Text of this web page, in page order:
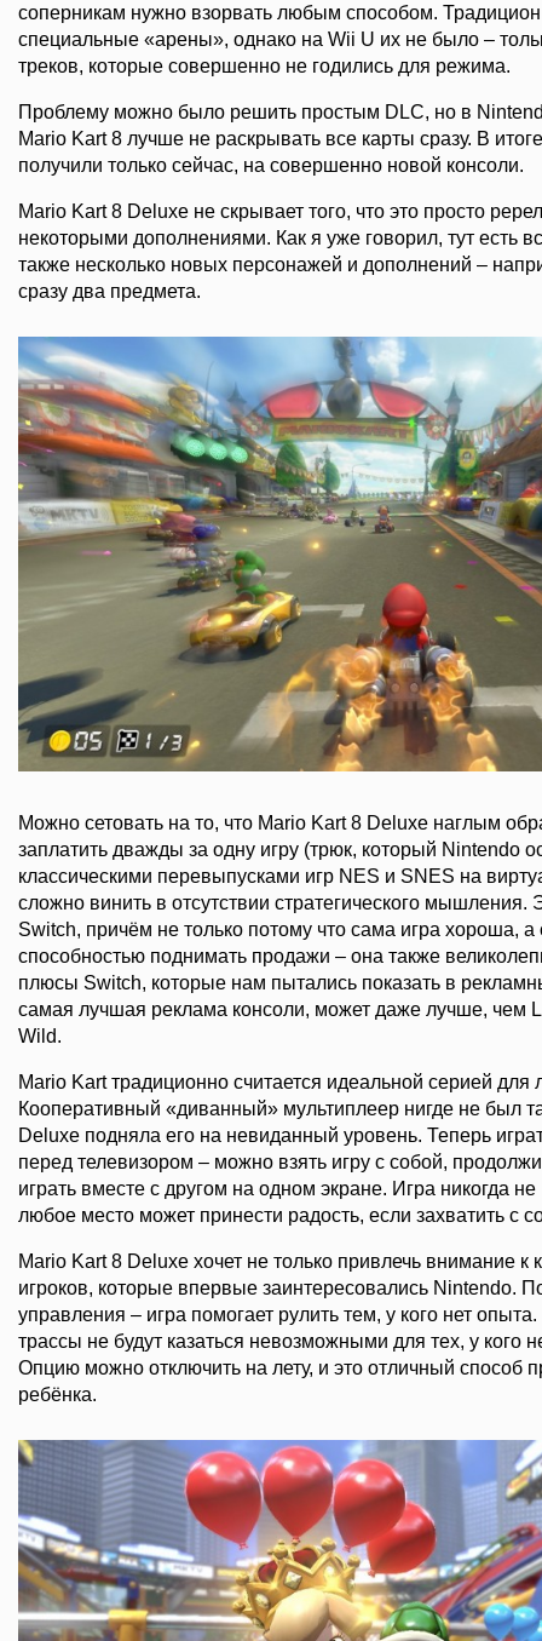
соперникам нужно взорвать любым способом.
специальные «арены», однако на Wii U их не было –
треков, которые совершенно не годились для режима.
Проблему можно было решить простым DLC, но в
Mario Kart 8 лучше не раскрывать все карты сразу. В
получили только сейчас, на совершенно новой консоли.
Mario Kart 8 Deluxe не скрывает того, что это просто
некоторыми дополнениями. Как я уже говорил, тут есть
также несколько новых персонажей и дополнений –
сразу два предмета.
Можно сетовать на то, что Mario Kart 8 Deluxe наглым
заплатить дважды за одну игру (трюк, который Nintendo
классическими перевыпусками игр NES и SNES на
сложно винить в отсутствии стратегического
Switch, причём не только потому что сама игра хороша, а
способностью поднимать продажи – она также
плюсы Switch, которые нам пытались показать в
самая лучшая реклама консоли, может даже лучше, чем
Wild.
Mario Kart традиционно считается идеальной серией для
Кооперативный «диванный» мультиплеер нигде не был
Deluxe подняла его на невиданный уровень. Теперь
перед телевизором – можно взять игру с собой,
играть вместе с другом на одном экране. Игра никогда
любое место может принести радость, если захватить с
Mario Kart 8 Deluxe хочет не только привлечь внимание к
игроков, которые впервые заинтересовались Nintendo.
управления – игра помогает рулить тем, у кого нет
трассы не будут казаться невозможными для тех, у кого
Опцию можно отключить на лету, и это отличный способ
ребёнка.